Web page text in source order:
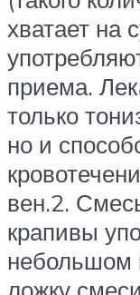
хватает на
приема.
только
но и
вен.2.
крапивы
небольшом